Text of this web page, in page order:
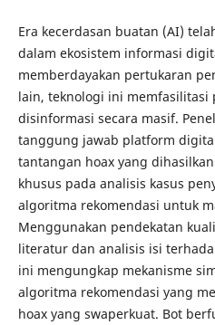
Era kecerdasan buatan (AI)
dalam ekosistem informasi
memberdayakan pertukaran
lain, teknologi ini memfasilitasi
disinformasi secara masif.
tanggung jawab platform
tantangan hoax yang
khusus pada analisis kasus
algoritma rekomendasi untuk
Menggunakan pendekatan
literatur dan analisis isi
ini mengungkap mekanisme
algoritma rekomendasi yang
hoax yang swaperkuat. Bot